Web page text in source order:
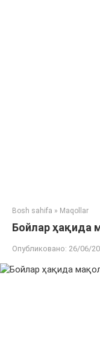
Bosh sahifa » Maqollar
Бойлар ҳақида
Опубликовано: 26/06/